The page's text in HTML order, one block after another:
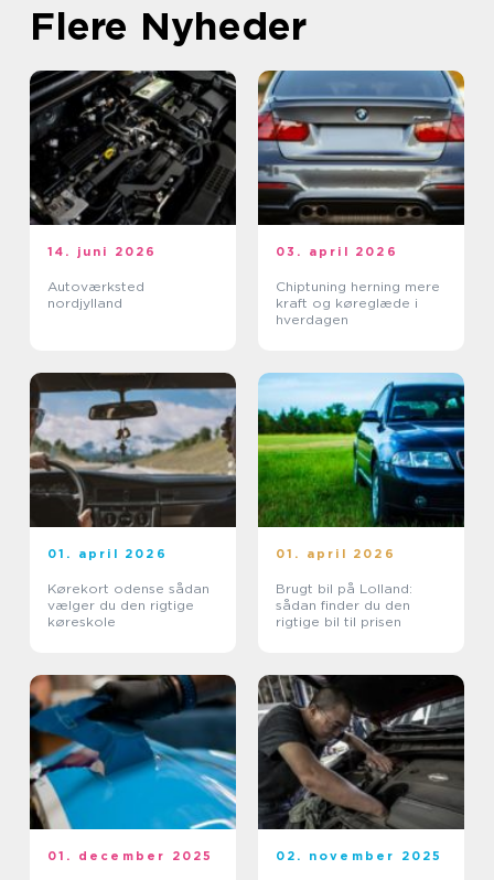
Flere Nyheder
14. juni 2026
Autoværksted
nordjylland
03. april 2026
Chiptuning herning mere
kraft og køreglæde i
hverdagen
01. april 2026
Kørekort odense sådan
vælger du den rigtige
køreskole
01. april 2026
Brugt bil på Lolland:
sådan finder du den
rigtige bil til prisen
01. december 2025 02. november 2025